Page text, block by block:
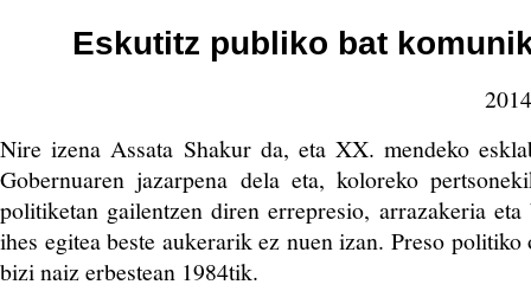
Eskutitz publiko bat
Nire izena Assata Shakur da, eta XX. mendeko
Gobernuaren jazarpena dela eta, koloreko
politiketan gailentzen diren errepresio, arrazakeria
ihes egitea beste aukerarik ez nuen izan. Preso
bizi naiz erbestean 1984tik.